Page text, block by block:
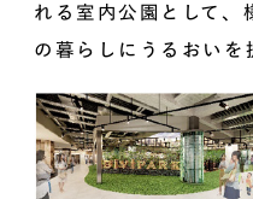
れる室内公園として、
の暮らしにうるおいを